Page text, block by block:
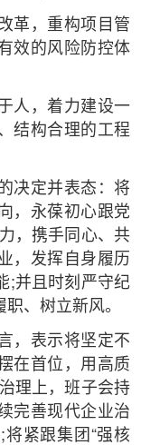
革，重构项目管
效的风险防控体
人，着力建设一
结构合理的工程
决定并表态：将
，永葆初心跟党
，携手同心、共
，发挥自身履历
;并且时刻严守纪
、树立新风。
，表示将坚定不
在首位，用高质
理上，班子会持
完善现代企业治
紧跟集团“强核